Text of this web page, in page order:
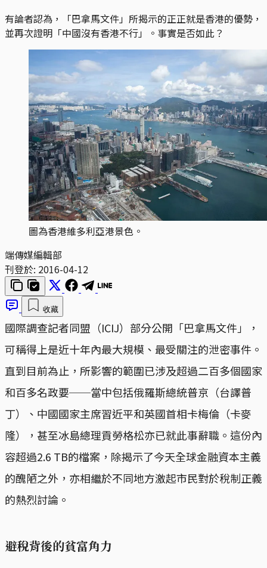
有論者認為，「巴拿馬文件」所揭示的正正就是香港的優勢，
並再次證明「中國沒有香港不行」。事實是否如此？
圖為香港維多利亞港景色。
端傳媒編輯部
刊登於: 2016-04-12
收藏
國際調查記者同盟（ICIJ）部分公開「巴拿馬文件」，
可稱得上是近十年內最大規模、最受關注的泄密事件。
直到目前為止，所影響的範圍已涉及超過二百多個國家
和百多名政要──當中包括俄羅斯總統普京（台譯普
丁）、中國國家主席習近平和英國首相卡梅倫（卡麥
隆），甚至冰島總理貢勞格松亦已就此事辭職。這份內
容超過2.6 TB的檔案，除揭示了今天全球金融資本主義
的醜陋之外，亦相繼於不同地方激起市民對於稅制正義
的熱烈討論。
避稅背後的貧富角力